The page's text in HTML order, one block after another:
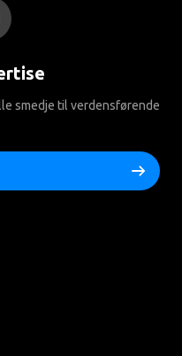
smedje til verdensførende